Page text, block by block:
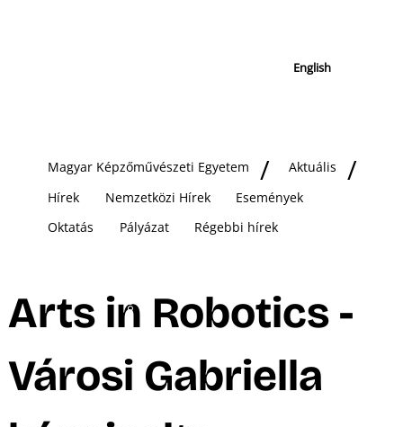
English
Magyar Képzőművészeti Egyetem
Aktuális
Hírek
Nemzetközi Hírek
Események
Oktatás
Pályázat Régebbi hírek
Arts in Robotics -
Városi Gabriella